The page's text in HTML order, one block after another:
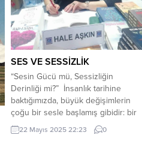
SES VE SESSİZLİK
“Sesin Gücü mü, Sessizliğin
Derinliği mi?” İnsanlık tarihine
baktığımızda, büyük değişimlerin
çoğu bir sesle başlamış gibidir: bir
konuşma, bir haykırış, bir şiir…
Fakat o sesin arkasında, çoğu
22 Mayıs 2025 22:23 0